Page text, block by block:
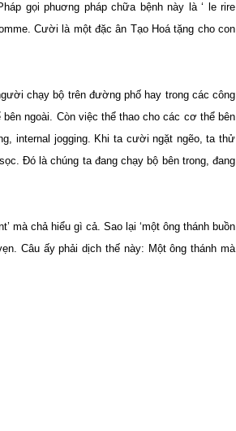
gọi phuơng pháp chữa bệnh này là ‘ le rire
Cười là một đặc ân Tạo Hoá tặng cho con
chạy bộ trên đường phố hay trong các công
ngoài. Còn việc thể thao cho các cơ thể bên
internal jogging. Khi ta cười ngặt ngẽo, ta thử
Đó là chúng ta đang chạy bộ bên trong, đang
mà chả hiểu gì cả. Sao lại ‘một ông thánh buồn
Câu ấy phải dịch thế này: Một ông thánh mà